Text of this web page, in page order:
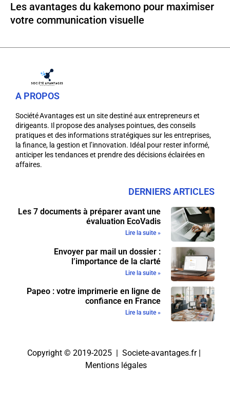
Les avantages du kakemono pour maximiser
votre communication visuelle
A PROPOS
Société Avantages est un site destiné aux entrepreneurs et
dirigeants. Il propose des analyses pointues, des conseils
pratiques et des informations stratégiques sur les entreprises,
la finance, la gestion et l’innovation. Idéal pour rester informé,
anticiper les tendances et prendre des décisions éclairées en
affaires.
DERNIERS ARTICLES
Les 7 documents à préparer avant une
évaluation EcoVadis
Lire la suite »
Envoyer par mail un dossier :
l’importance de la clarté
Lire la suite »
Papeo : votre imprimerie en ligne de
confiance en France
Lire la suite »
Copyright © 2019-2025 | Societe-avantages.fr |
Mentions légales